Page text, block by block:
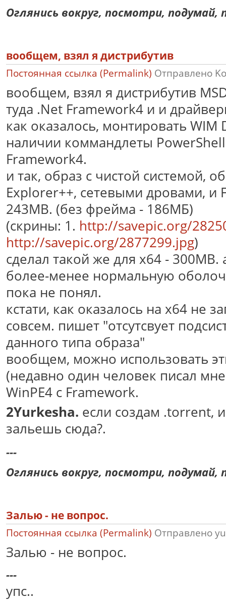
Оглянись вокруг, посмотри, подумай,
вообщем, взял я дистрибутив
Постоянная ссылка (Permalink) Отправлено
вообщем, взял я дистрибутив
туда .Net Framework4 и и
как оказалось, монтировать
наличии коммандлеты
Framework4.
и так, образ с чистой системой,
Explorer++, сетевыми дровами, и
243MB. (без фрейма - 186МБ)
(скрины: 1. http://savepic.org/
http://savepic.org/2877299.jpg)
сделал такой же для x64 - 300MB.
более-менее нормальную
пока не понял.
кстати, как оказалось на x64 не
совсем. пишет "отсутсвует
данного типа образа"
вообщем, можно использовать
(недавно один человек писал
WinPE4 с Framework.
2Yurkesha. если создам .torrent,
зальешь сюда?.
---
Оглянись вокруг, посмотри, подумай,
Залью - не вопрос.
Постоянная ссылка (Permalink) Отправлено
Залью - не вопрос.
---
упс..